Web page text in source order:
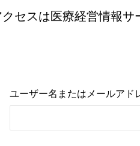
セスは医療経営情報
ユーザー名またはメールアド